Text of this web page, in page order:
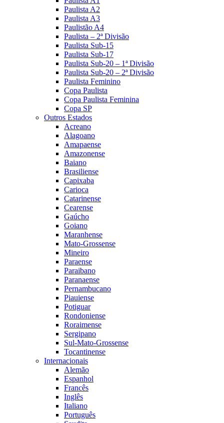
Paulista A2
Paulista A3
Paulistão A4
Paulista – 2ª Divisão
Paulista Sub-15
Paulista Sub-17
Paulista Sub-20 – 1ª Divisão
Paulista Sub-20 – 2ª Divisão
Paulista Feminino
Copa Paulista
Copa Paulista Feminina
Copa SP
Outros Estados
Acreano
Alagoano
Amapaense
Amazonense
Baiano
Brasiliense
Capixaba
Carioca
Catarinense
Cearense
Gaúcho
Goiano
Maranhense
Mato-Grossense
Mineiro
Paraense
Paraibano
Paranaense
Pernambucano
Piauiense
Potiguar
Rondoniense
Roraimense
Sergipano
Sul-Mato-Grossense
Tocantinense
Internacionais
Alemão
Espanhol
Francês
Inglês
Italiano
Português